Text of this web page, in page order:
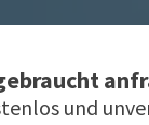
und